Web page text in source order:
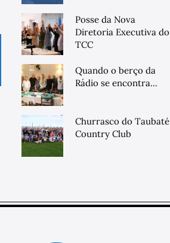
Posse da Nova
Diretoria Executiva do
TCC
Quando o berço da
Rádio se encontra...
Churrasco do Taubaté
Country Club